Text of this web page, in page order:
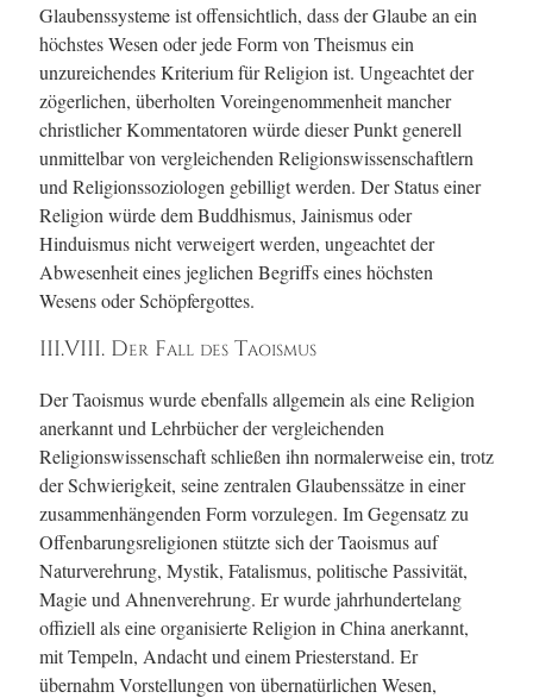
Glaubenssysteme ist offensichtlich, dass der Glaube an ein
höchstes Wesen oder jede Form von Theismus ein
unzureichendes Kriterium für Religion ist. Ungeachtet der
zögerlichen, überholten Voreingenommenheit mancher
christlicher Kommentatoren würde dieser Punkt generell
unmittelbar von vergleichenden Religionswissenschaftlern
und Religionssoziologen gebilligt werden. Der Status einer
Religion würde dem Buddhismus, Jainismus oder
Hinduismus nicht verweigert werden, ungeachtet der
Abwesenheit eines jeglichen Begriffs eines höchsten
Wesens oder Schöpfergottes.
III.VIII. Der Fall des Taoismus
Der Taoismus wurde ebenfalls allgemein als eine Religion
anerkannt und Lehrbücher der vergleichenden
Religionswissenschaft schließen ihn normalerweise ein, trotz
der Schwierigkeit, seine zentralen Glaubenssätze in einer
zusammenhängenden Form vorzulegen. Im Gegensatz zu
Offenbarungsreligionen stützte sich der Taoismus auf
Naturverehrung, Mystik, Fatalismus, politische Passivität,
Magie und Ahnenverehrung. Er wurde jahrhundertelang
offiziell als eine organisierte Religion in China anerkannt,
mit Tempeln, Andacht und einem Priesterstand. Er
übernahm Vorstellungen von übernatürlichen Wesen,